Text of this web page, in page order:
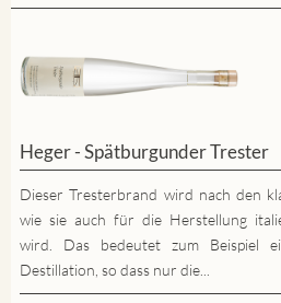
Heger - Spätburgunder Trester
Dieser Tresterbrand wird nach den
wie sie auch für die Herstellung
wird. Das bedeutet zum Beispiel
Destillation, so dass nur die...